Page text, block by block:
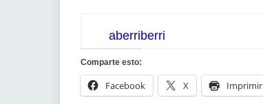
aberriberri
Comparte esto:
Facebook X Imprimir